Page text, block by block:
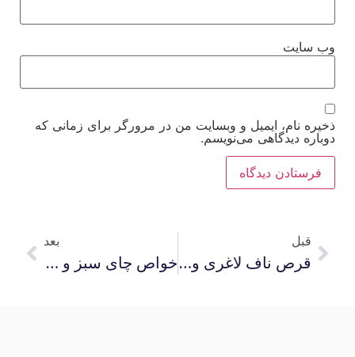
وب‌ سایت
ذخیره نام، ایمیل و وبسایت من در مرورگر برای زمانی که
دوباره دیدگاهی می‌نویسم.
قبل
قرص ناف لاغری و همه چیز درمورد قرص ناف در کاهش وزن
بعد
خواص چای سبز و مضرات چای سبز که باید بدانید!